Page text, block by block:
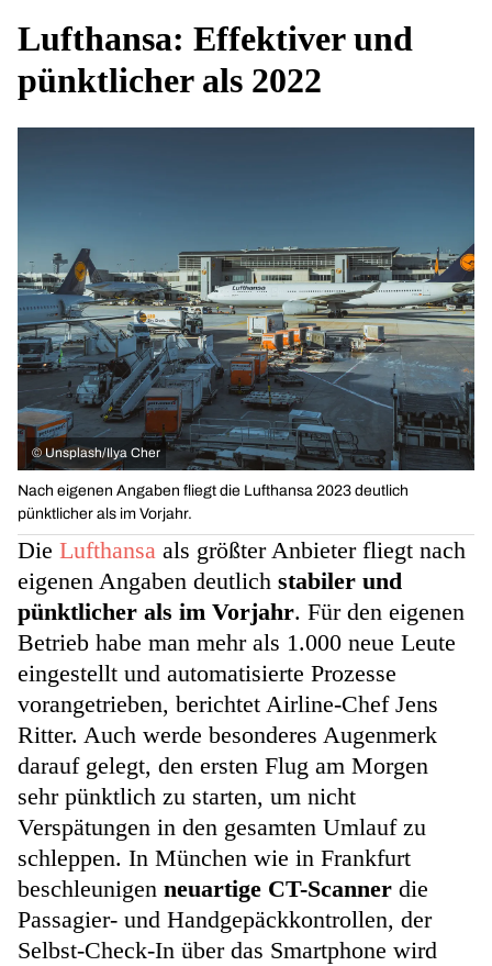
Lufthansa: Effektiver und
pünktlicher als 2022
© Unsplash/Ilya Cher
Nach eigenen Angaben fliegt die Lufthansa 2023 deutlich
pünktlicher als im Vorjahr.
Die Lufthansa als größter Anbieter fliegt nach
eigenen Angaben deutlich stabiler und
pünktlicher als im Vorjahr. Für den eigenen
Betrieb habe man mehr als 1.000 neue Leute
eingestellt und automatisierte Prozesse
vorangetrieben, berichtet Airline-Chef Jens
Ritter. Auch werde besonderes Augenmerk
darauf gelegt, den ersten Flug am Morgen
sehr pünktlich zu starten, um nicht
Verspätungen in den gesamten Umlauf zu
schleppen. In München wie in Frankfurt
beschleunigen neuartige CT-Scanner die
Passagier- und Handgepäckkontrollen, der
Selbst-Check-In über das Smartphone wird